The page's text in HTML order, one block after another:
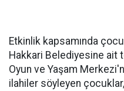
Etkinlik kapsamında
Hakkari Belediyesine ait
Oyun ve Yaşam
ilahiler söyleyen